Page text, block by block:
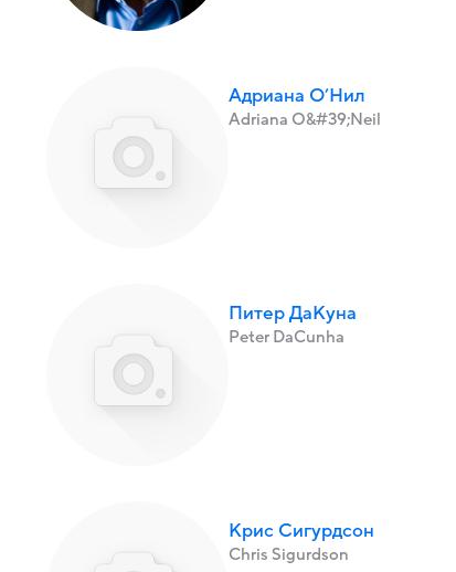
Адриана О’Нил
Adriana O&#39;Neil
Питер ДаКуна
Peter DaCunha
Крис Сигурдсон
Chris Sigurdson